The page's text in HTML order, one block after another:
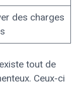
des charges
tout de
Ceux-ci